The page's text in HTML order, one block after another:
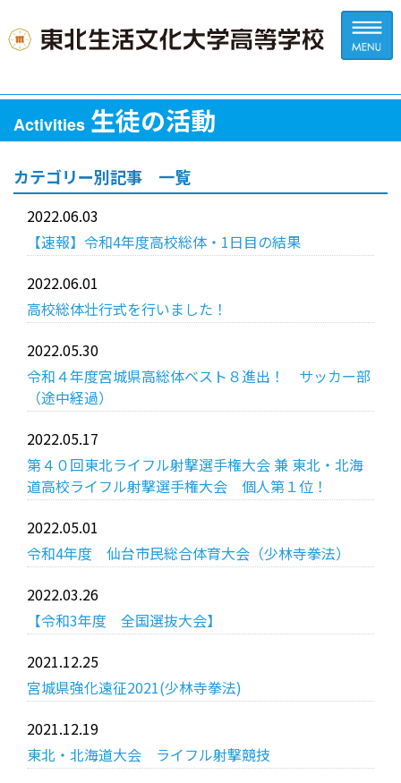
受験生の方へ 中学校の先生方へ
在校生の方へ 保護者の方へ
アクセス お問い合わせ
教員採用情報(PDF)
寄付金のお願い
Activities 生徒の活動
カテゴリー別記事 一覧
2022.06.03
【速報】令和4年度高校総体・1日目の結果
2022.06.01
高校総体壮行式を行いました！
2022.05.30
令和４年度宮城県高総体ベスト８進出！ サッカー部
（途中経過）
2022.05.17
第４０回東北ライフル射撃選手権大会 兼 東北・北海
道高校ライフル射撃選手権大会 個人第１位！
2022.05.01
令和4年度 仙台市民総合体育大会（少林寺拳法）
2022.03.26
【令和3年度 全国選抜大会】
2021.12.25
宮城県強化遠征2021(少林寺拳法)
2021.12.19
東北・北海道大会 ライフル射撃競技